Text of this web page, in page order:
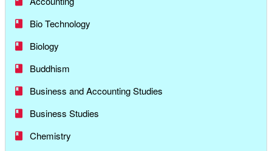
Bio Technology
Biology
Buddhism
Business and Accounting Studies
Business Studies
Chemistry